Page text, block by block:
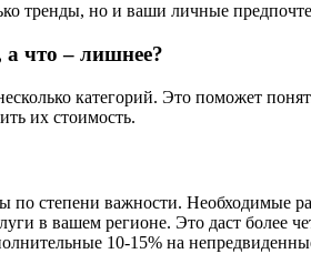
тренды, но и ваши личные
а что – лишнее?
категорий. Это поможет
их стоимость.
по степени важности. Необходимые
в вашем регионе. Это даст более
10-15% на